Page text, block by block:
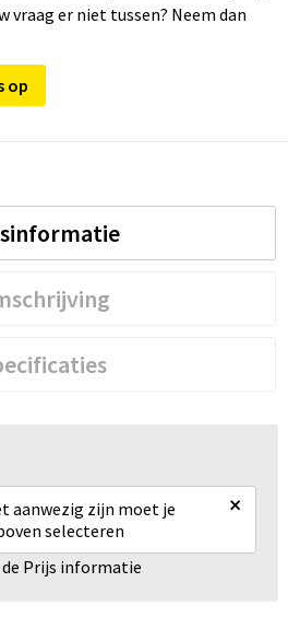
vraag er niet tussen? Neem dan
op
aanwezig zijn moet je
selecteren
×
Prijs informatie